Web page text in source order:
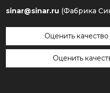
sinar@sinar.ru (Фабрика
Оценить
Оценить